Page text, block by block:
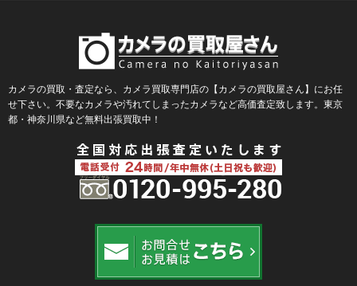
Blackmagic Design（ブラックマジックデザイン）
BLACKRAPID （ブラックラピッド）
BLaKPIXEL（ブラックピクセル）
Bokkeh（ボケ）
Bolsey（ボルシー）
BRAUN（ブラウン）
BUFFALO（バッファロー）
Cam Caddie（カムキャディ）
カメラの買取・査定なら、カメラ買取専門店の【カメラの買取屋さん】にお任
せ下さい。不要なカメラや汚れてしまったカメラなど高価査定致します。東京
都・神奈川県など無料出張買取中！